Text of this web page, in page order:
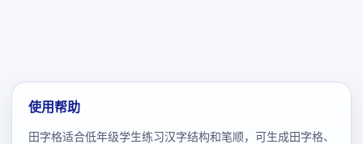
使用帮助
田字格适合低年级学生练习汉字结构和笔顺，可生成田字格、